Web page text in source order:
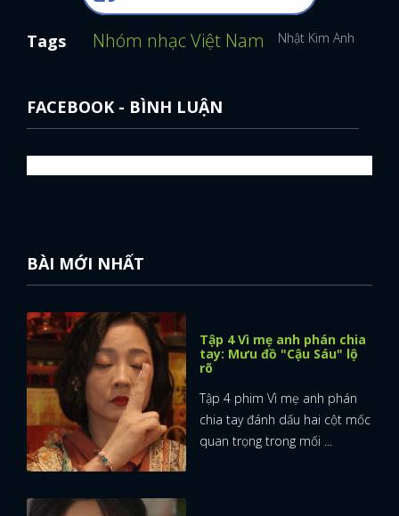
Tags Nhóm nhạc Việt Nam Nhật Kim Anh
FACEBOOK - BÌNH LUẬN
BÀI MỚI NHẤT
Tập 4 Vì mẹ anh phán chia
tay: Mưu đồ "Cậu Sáu" lộ
rõ
Tập 4 phim Vì mẹ anh phán
chia tay đánh dấu hai cột mốc
quan trọng trong mối ...